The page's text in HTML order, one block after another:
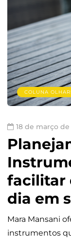
COLUNA
18 de março de
facilitar
dia em
Mara Mansani
instrumentos